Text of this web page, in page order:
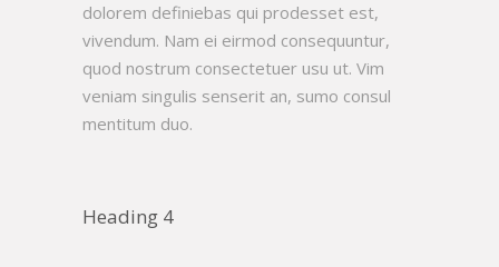
dolorem definiebas qui prodesset est,
vivendum. Nam ei eirmod consequuntur,
quod nostrum consectetuer usu ut. Vim
veniam singulis senserit an, sumo consul
mentitum duo.
Heading 4